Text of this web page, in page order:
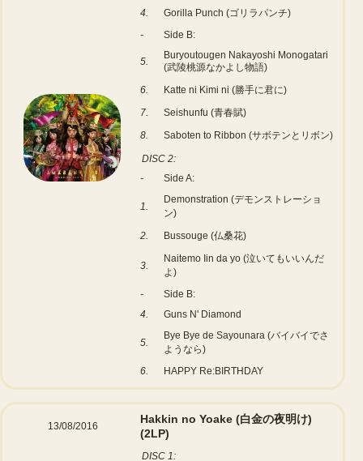
4.
Gorilla Punch (ゴリラパンチ)
-
Side B:
5.
Buryoutougen Nakayoshi Monogatari
(武陵桃源なかよし物語)
6.
Katte ni Kimi ni (勝手に君に)
7.
Seishunfu (青春賦)
8.
Saboten to Ribbon (サボテンとリボン)
DISC 2:
-
Side A:
1.
Demonstration (デモンストレーショ
ン)
2.
Bussouge (仏桑花)
3.
Naitemo Iin da yo (泣いてもいいんだ
よ)
-
Side B:
4.
Guns N' Diamond
5.
Bye Bye de Sayounara (バイバイでさ
ようなら)
6.
HAPPY Re:BIRTHDAY
13/08/2016
Hakkin no Yoake (白金の夜明け)
(2LP)
DISC 1: